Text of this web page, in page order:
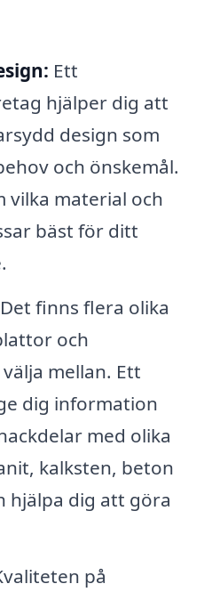
Ett
hjälper dig att
design som
och önskemål.
vilka material och
bäst för ditt
Det finns flera olika
och
mellan. Ett
dig information
med olika
kalksten, beton
hjälpa dig att göra
på